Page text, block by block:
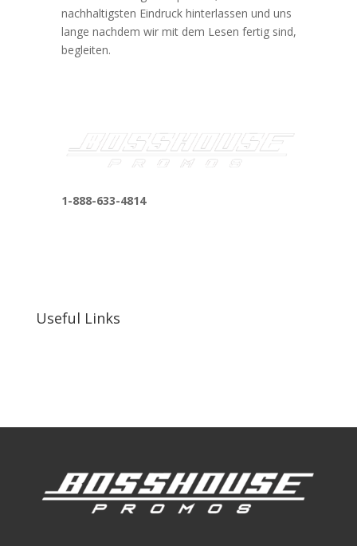
nachhaltigsten Eindruck hinterlassen und uns
lange nachdem wir mit dem Lesen fertig sind,
begleiten.
1-888-633-4814
Useful Links